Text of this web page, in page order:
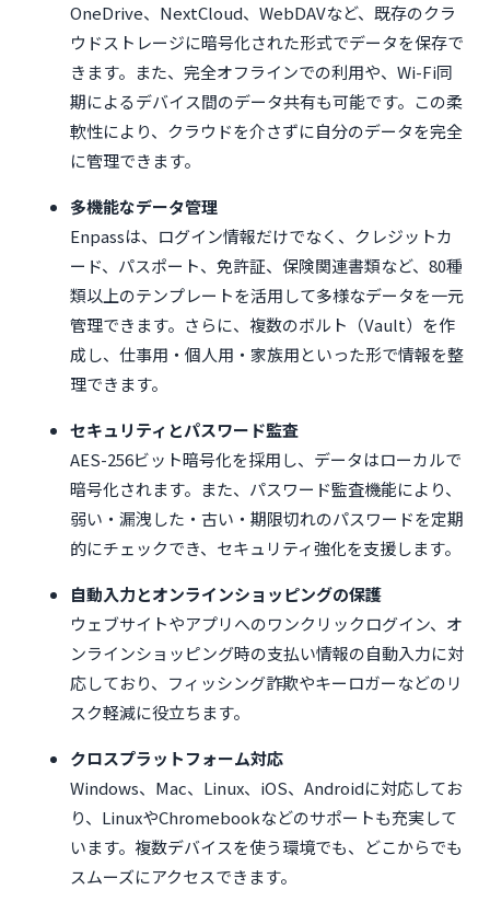
OneDrive、NextCloud、WebDAVなど、既存のクラ
ウドストレージに暗号化された形式でデータを保存で
きます。また、完全オフラインでの利用や、Wi-Fi同
期によるデバイス間のデータ共有も可能です。この柔
軟性により、クラウドを介さずに自分のデータを完全
に管理できます。
多機能なデータ管理
Enpassは、ログイン情報だけでなく、クレジットカ
ード、パスポート、免許証、保険関連書類など、80種
類以上のテンプレートを活用して多様なデータを一元
管理できます。さらに、複数のボルト（Vault）を作
成し、仕事用・個人用・家族用といった形で情報を整
理できます。
セキュリティとパスワード監査
AES-256ビット暗号化を採用し、データはローカルで
暗号化されます。また、パスワード監査機能により、
弱い・漏洩した・古い・期限切れのパスワードを定期
的にチェックでき、セキュリティ強化を支援します。
自動入力とオンラインショッピングの保護
ウェブサイトやアプリへのワンクリックログイン、オ
ンラインショッピング時の支払い情報の自動入力に対
応しており、フィッシング詐欺やキーロガーなどのリ
スク軽減に役立ちます。
クロスプラットフォーム対応
Windows、Mac、Linux、iOS、Androidに対応してお
り、LinuxやChromebookなどのサポートも充実して
います。複数デバイスを使う環境でも、どこからでも
スムーズにアクセスできます。